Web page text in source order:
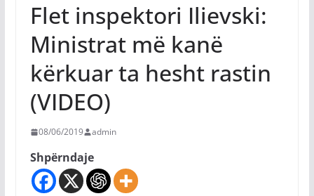
Flet inspektori Ilievski:
Ministrat më kanë
kërkuar ta hesht rastin
(VIDEO)
08/06/2019 admin
Shpërndaje